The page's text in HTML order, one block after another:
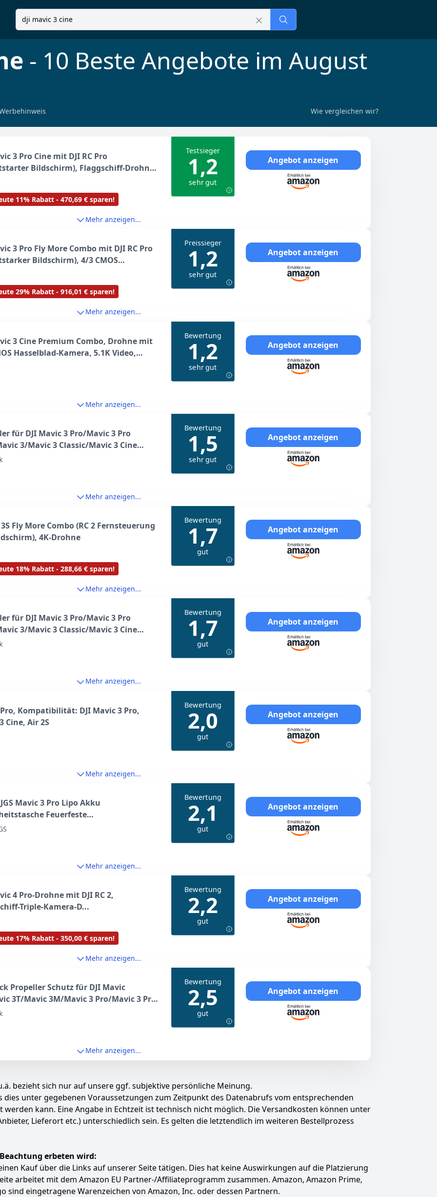
- 10 Beste Angebote im August
Wie vergleichen wir?
3 Pro Cine mit DJI RC Pro
Bildschirm), Flaggschiff-Drohne
Apple ProRes Support für
und 1 TB Speicher, drei Intelligent
und mehr
11% Rabatt - 470,69 € sparen!
Testsieger
1,2
sehr gut
Angebot anzeigen
Mehr anzeigen...
3 Pro Fly More Combo mit DJI RC Pro
Bildschirm), 4/3 CMOS
Kamera, drei Intelligent Flight
Ladestation, ND-Filterset,
für Erwachsene
29% Rabatt - 916,01 € sparen!
Preissieger
1,2
sehr gut
Angebot anzeigen
Mehr anzeigen...
3 Cine Premium Combo, Drohne mit
Hasselblad-Kamera, 5.1K Video,
Hindernisvermeidung, 46
Bewertung
1,2
sehr gut
Angebot anzeigen
Mehr anzeigen...
für DJI Mavic 3 Pro/Mavic 3 Pro
3/Mavic 3 Classic/Mavic 3 Cine
Mavic 3T/Mavic 3M Ersatzpropeller
Bewertung
1,5
sehr gut
Angebot anzeigen
Mehr anzeigen...
Fly More Combo (RC 2 Fernsteuerung
4K-Drohne
18% Rabatt - 288,66 € sparen!
Bewertung
1,7
gut
Angebot anzeigen
Mehr anzeigen...
für DJI Mavic 3 Pro/Mavic 3 Pro
3/Mavic 3 Classic/Mavic 3 Cine
Mavic 3T/Mavic 3M Ersatzpropeller
Bewertung
1,7
gut
Angebot anzeigen
Mehr anzeigen...
Pro, Kompatibilität: DJI Mavic 3 Pro,
Cine, Air 2S
Bewertung
2,0
gut
Angebot anzeigen
Mehr anzeigen...
Mavic 3 Pro Lipo Akku
Feuerfeste
Batterien
Bewertung
2,1
gut
Angebot anzeigen
Mehr anzeigen...
4 Pro-Drohne mit DJI RC 2,
Triple-Kamera-D...
17% Rabatt - 350,00 € sparen!
Bewertung
2,2
gut
Angebot anzeigen
Mehr anzeigen...
Propeller Schutz für DJI Mavic
3T/Mavic 3M/Mavic 3 Pro/Mavic 3 Pro
3/Mavic 3 Cine/Mavic 3 Classic
Bewertung
2,5
gut
Angebot anzeigen
Mehr anzeigen...
bezieht sich nur auf unsere ggf. subjektive persönliche Meinung.
unter gegebenen Voraussetzungen zum Zeitpunkt des Datenabrufs vom entsprechenden
kann. Eine Angabe in Echtzeit ist technisch nicht möglich. Die Versandkosten können unter
Lieferort etc.) unterschiedlich sein. Es gelten die letztendlich im weiteren Bestellprozess
erbeten wird:
Kauf über die Links auf unserer Seite tätigen. Dies hat keine Auswirkungen auf die Platzierung
arbeitet mit dem Amazon EU Partner-/Affiliateprogramm zusammen. Amazon, Amazon Prime,
sind eingetragene Warenzeichen von Amazon, Inc. oder dessen Partnern.